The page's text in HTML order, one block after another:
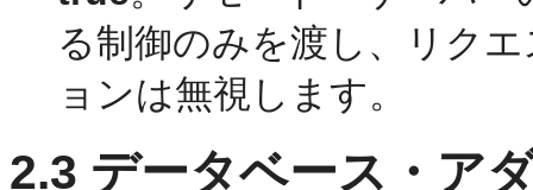
る制御のみを渡し、リク
ョンは無視します。
2.3 データベース・ア